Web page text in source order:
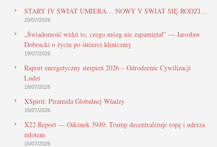
STARY IV ŚWIAT UMIERA… NOWY V ŚWIAT SIĘ RODZI…
20/07/2026
„Świadomość widzi to, czego mózg nie zapamiętał” — Jarosław
Dobrucki o życiu po śmierci klinicznej
19/07/2026
Raport energetyczny sierpień 2026 – Odrodzenie Cywilizacji
Ludzi
18/07/2026
XSpirit: Piramida Globalnej Władzy
16/07/2026
X22 Report — Odcinek 3949: Trump decentralizuje ropę i uderza
młotem
16/07/2026